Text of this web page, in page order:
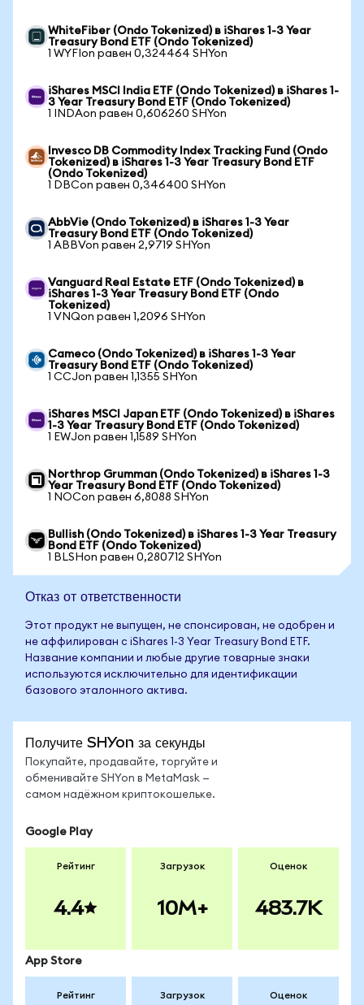
WhiteFiber (Ondo Tokenized) в iShares 1-3 Year
Treasury Bond ETF (Ondo Tokenized)
1 WYFIon равен 0,324464 SHYon
iShares MSCI India ETF (Ondo Tokenized) в iShares 1-
3 Year Treasury Bond ETF (Ondo Tokenized)
1 INDAon равен 0,606260 SHYon
Invesco DB Commodity Index Tracking Fund (Ondo
Tokenized) в iShares 1-3 Year Treasury Bond ETF
(Ondo Tokenized)
1 DBCon равен 0,346400 SHYon
AbbVie (Ondo Tokenized) в iShares 1-3 Year
Treasury Bond ETF (Ondo Tokenized)
1 ABBVon равен 2,9719 SHYon
Vanguard Real Estate ETF (Ondo Tokenized) в
iShares 1-3 Year Treasury Bond ETF (Ondo
Tokenized)
1 VNQon равен 1,2096 SHYon
Cameco (Ondo Tokenized) в iShares 1-3 Year
Treasury Bond ETF (Ondo Tokenized)
1 CCJon равен 1,1355 SHYon
iShares MSCI Japan ETF (Ondo Tokenized) в iShares
1-3 Year Treasury Bond ETF (Ondo Tokenized)
1 EWJon равен 1,1589 SHYon
Northrop Grumman (Ondo Tokenized) в iShares 1-3
Year Treasury Bond ETF (Ondo Tokenized)
1 NOCon равен 6,8088 SHYon
Bullish (Ondo Tokenized) в iShares 1-3 Year Treasury
Bond ETF (Ondo Tokenized)
1 BLSHon равен 0,280712 SHYon
Отказ от ответственности
Этот продукт не выпущен, не спонсирован, не одобрен и
не аффилирован с iShares 1-3 Year Treasury Bond ETF.
Название компании и любые другие товарные знаки
используются исключительно для идентификации
базового эталонного актива.
Получите SHYon за секунды
Покупайте, продавайте, торгуйте и
обменивайте SHYon в MetaMask —
самом надёжном криптокошельке.
Google Play
Рейтинг
4.4
Загрузок
10M+
Оценок
483.7K
App Store
Рейтинг Загрузок Оценок